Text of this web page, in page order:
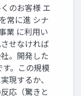
のお客様 エ
常に進 シナ
業 に利用い
せなければ
。開発した
。この規模
現するか、
応（驚きと